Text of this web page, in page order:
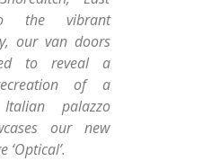
the vibrant
our van doors
to reveal a
of a
palazzo
our new
‘Optical’.